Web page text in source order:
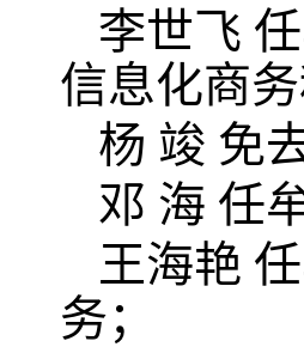
李世飞
信息化商
杨 竣 免
邓 海 任
王海艳
务；